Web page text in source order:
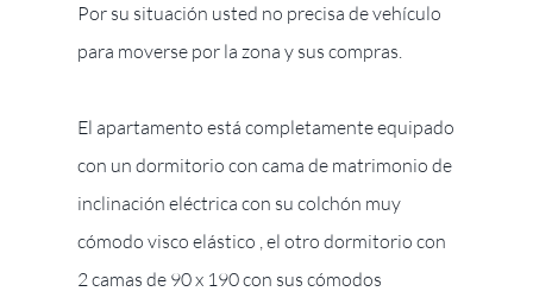
Por su situación usted no precisa de vehículo
para moverse por la zona y sus compras.
El apartamento está completamente equipado
con un dormitorio con cama de matrimonio de
inclinación eléctrica con su colchón muy
cómodo visco elástico , el otro dormitorio con
2 camas de 90 x 190 con sus cómodos